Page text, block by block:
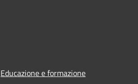
Educazione e formazione